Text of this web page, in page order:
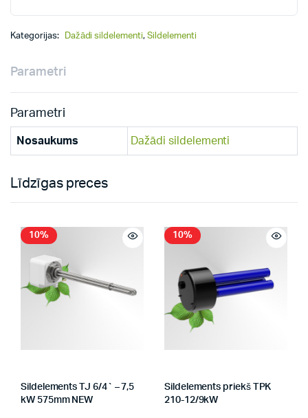
Kategorijas: Dažādi sildelementi,Sildelementi
Parametri
Parametri
Nosaukums Dažādi sildelementi
Līdzīgas preces
10%
Sildelements TJ 6/4` – 7,5
kW 575mm NEW
10%
Sildelements priekš TPK
210-12/9kW